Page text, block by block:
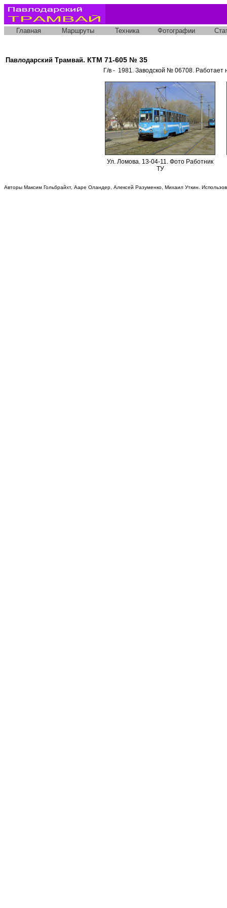
Главная Маршруты Техника Фотографии
Павлодарский Трамвай. КТМ 71-605 № 35
Г/в - 1981. Заводской № 06708.
Ул. Ломова. 13-04-11. Фото Работник
ТУ
Авторы Максим Гольбрайхт, Ааре Оландер, Алексей Разуменко, Михаил Уткин.